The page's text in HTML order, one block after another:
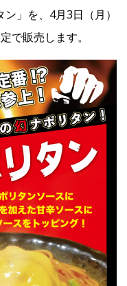
」を、4月3日（月）
で販売します。